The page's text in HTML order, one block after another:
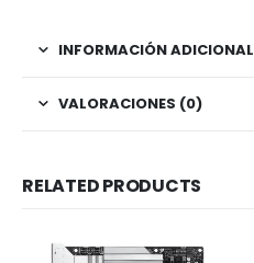
INFORMACIÓN ADICIONAL
VALORACIONES (0)
RELATED PRODUCTS